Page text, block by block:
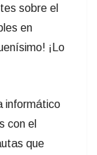
sobre el
en
¡Lo
informático
con el
que